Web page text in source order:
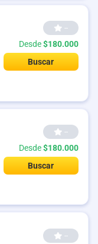
--
Desde$180.000
Buscar
--
Desde$180.000
Buscar
--